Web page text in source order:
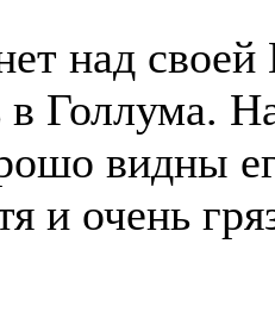
над
в Голлума.
видны
и очень